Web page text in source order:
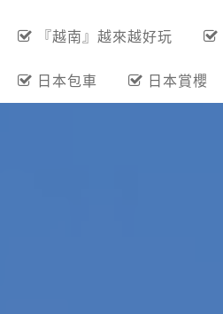
『越南』越來越好玩
日本包車 日本賞櫻